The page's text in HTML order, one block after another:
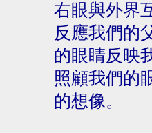
右眼與外界
反應我們的
的眼睛反映
照顧我們的
的想像。